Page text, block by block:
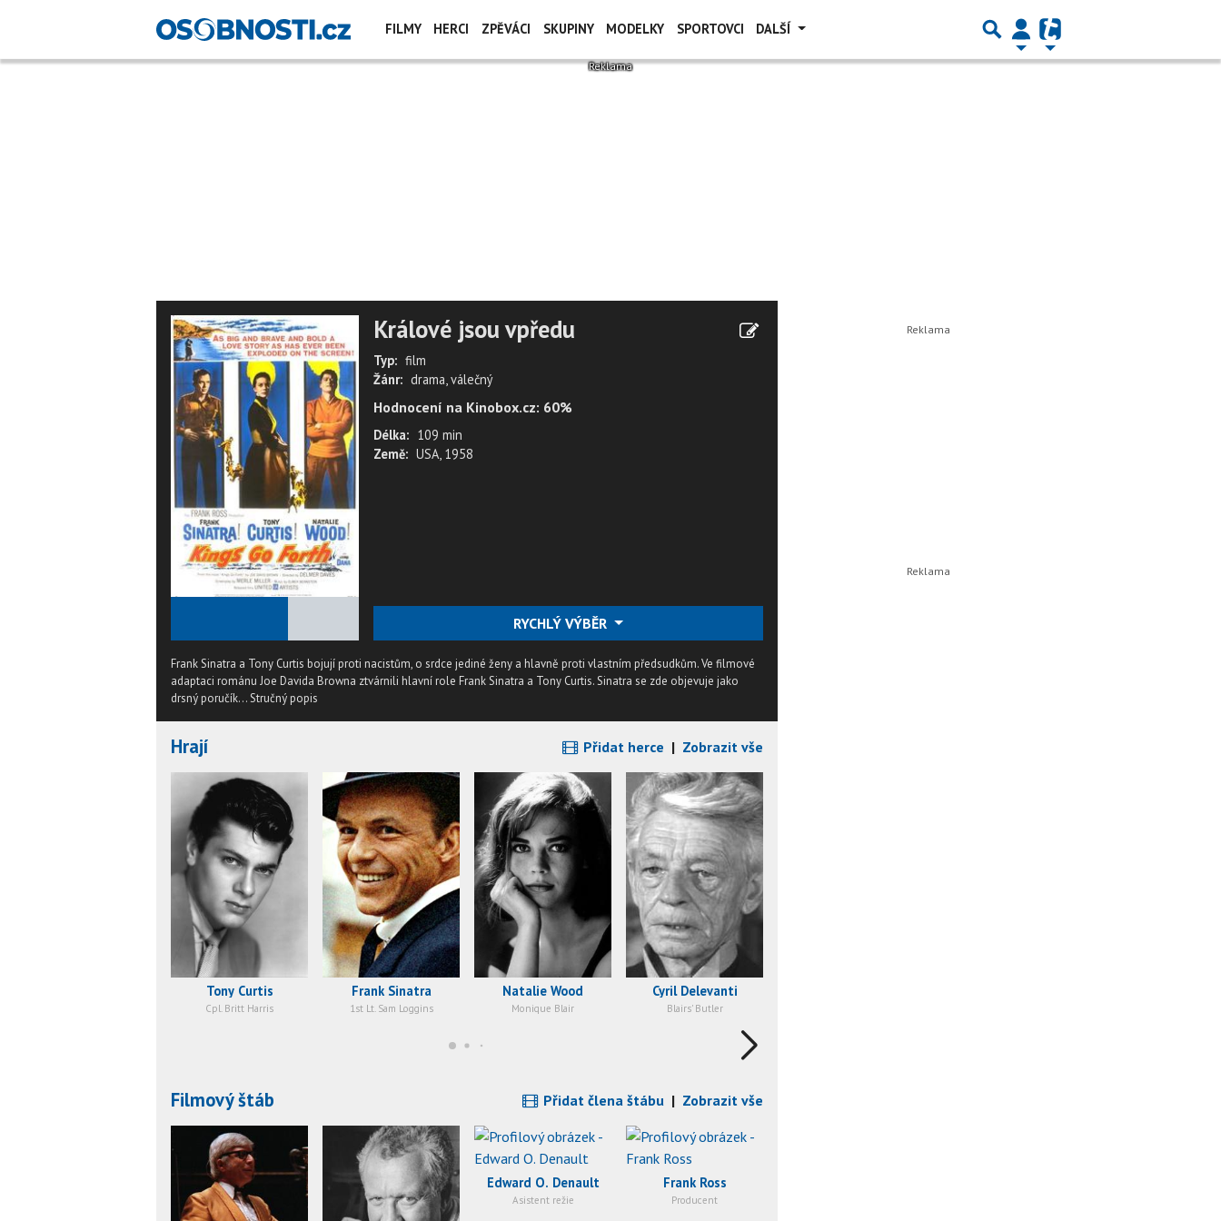
FILMY HERCI ZPĚVÁCI SKUPINY MODELKY SPORTOVCI DALŠÍ
Králové jsou vpředu
Typ: film
Žánr: drama, válečný
Hodnocení na Kinobox.cz: 60%
Délka: 109 min
Země: USA, 1958
RYCHLÝ VÝBĚR
Frank Sinatra a Tony Curtis bojují proti nacistům, o srdce jediné ženy a hlavně proti vlastním předsudkům. Ve filmové
adaptaci románu Joe Davida Browna ztvárnili hlavní role Frank Sinatra a Tony Curtis. Sinatra se zde objevuje jako
drsný poručík...Stručný popis
Hrají Přidat herce | Zobrazit vše
Tony Curtis
Cpl. Britt Harris
Frank Sinatra
1st Lt. Sam Loggins
Natalie Wood
Monique Blair
Cyril Delevanti
Blairs' Butler
Filmový štáb Přidat člena štábu | Zobrazit vše
Edward O. Denault
Asistent režie
Frank Ross
Producent